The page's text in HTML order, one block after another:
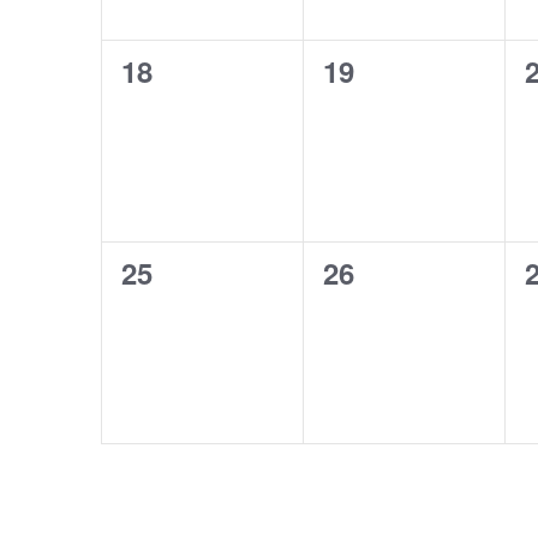
0
18
0
19
0
0
25
0
26
0